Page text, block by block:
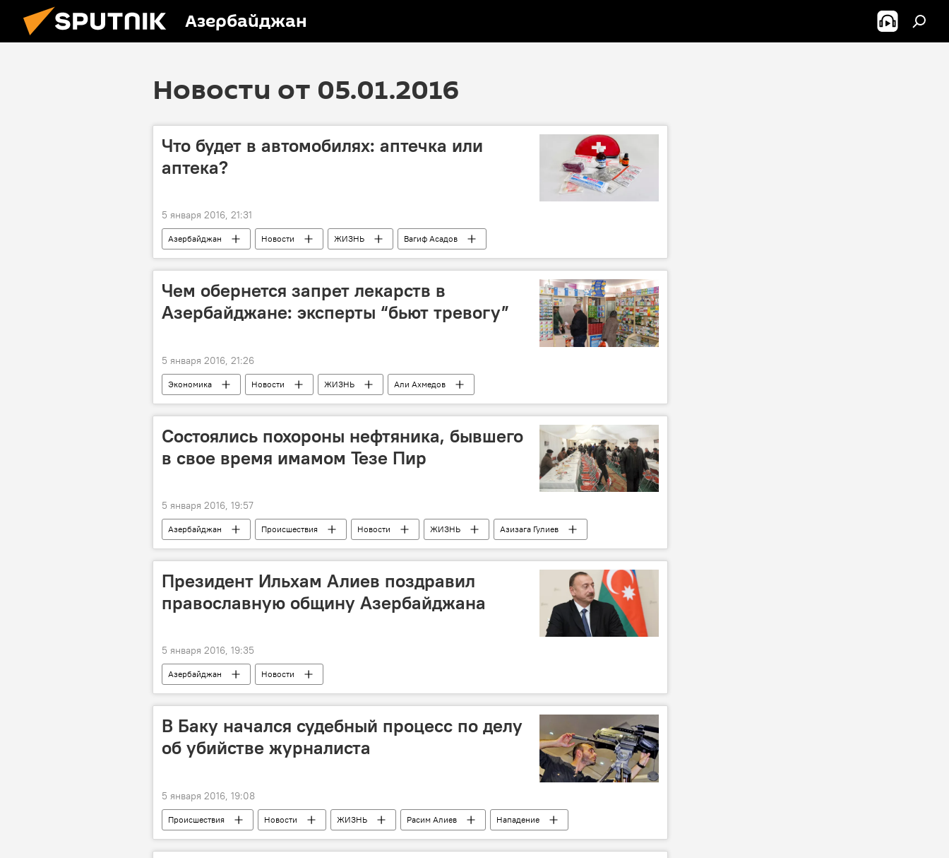
Азербайджан
Новости от 05.01.2016
Что будет в автомобилях: аптечка или
аптека?
5 января 2016, 21:31
Азербайджан Новости ЖИЗНЬ
Вагиф Асадов
Государственная дорожная полиция Баку
Аптечка Автовладельцы
Чем обернется запрет лекарств в
Азербайджане: эксперты “бьют тревогу”
5 января 2016, 21:26
Экономика Новости ЖИЗНЬ
Али Ахмедов
Министерство здравоохранения
Лекарства Аптеки
Состоялись похороны нефтяника, бывшего
в свое время имамом Тезе Пир
5 января 2016, 19:57
Азербайджан Происшествия Новости ЖИЗНЬ
Азизага Гулиев
Гюнешли
Погибший нефтяник
Президент Ильхам Алиев поздравил
православную общину Азербайджана
5 января 2016, 19:35
Азербайджан Новости
В Баку начался судебный процесс по делу
об убийстве журналиста
5 января 2016, 19:08
Происшествия Новости ЖИЗНЬ Расим Алиев Нападение